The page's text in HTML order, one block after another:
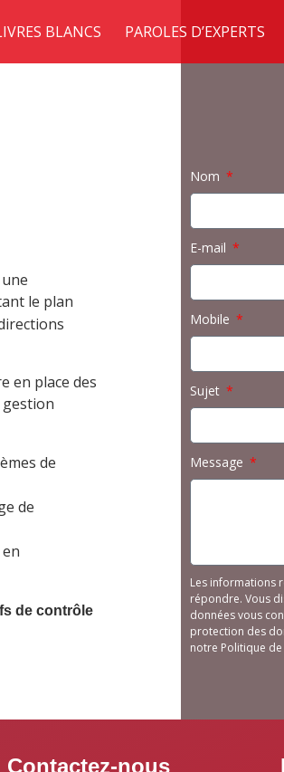
BLANCS PAROLES D’EXPERTS
le plan
en place des
gestion
de
de
de contrôle
Nom
E-mail
Mobile
Sujet
Message
Les informations
répondre. Vous
données vous
protection des
notre Politique
Contactez-nous